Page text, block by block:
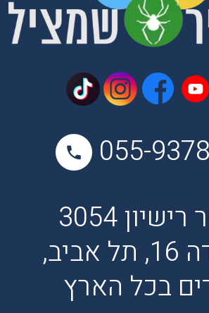
055-
3054
בן יהודה 16, תל אביב,
בכל הארץ